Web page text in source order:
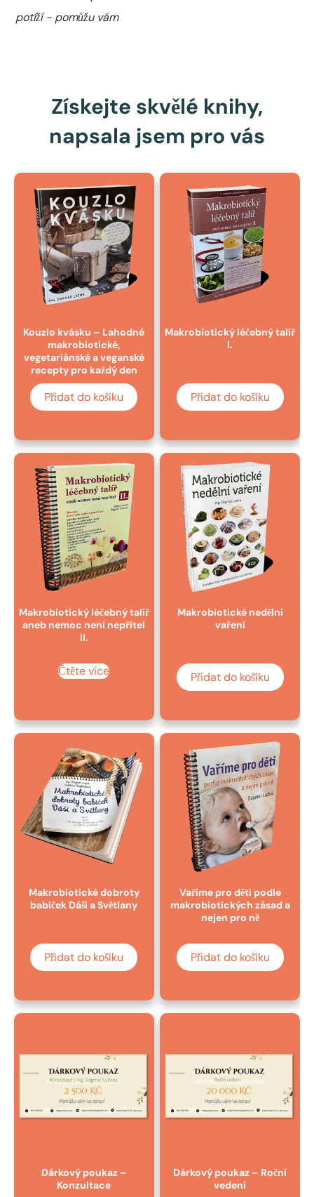
potíží - pomůžu vám
Získejte skvělé knihy,
napsala jsem pro vás
Kouzlo kvásku – Lahodné
makrobiotické,
vegetariánské a veganské
recepty pro každý den
Přidat do košíku
Makrobiotický léčebný talíř
I.
Přidat do košíku
Makrobiotický léčebný talíř
aneb nemoc není nepřítel
II.
Čtěte více
Makrobiotické nedělní
vaření
Přidat do košíku
Makrobiotické dobroty
babiček Dáši a Světlany
Přidat do košíku
Vaříme pro děti podle
makrobiotických zásad a
nejen pro ně
Přidat do košíku
Dárkový poukaz –
Konzultace
Dárkový poukaz – Roční
vedení